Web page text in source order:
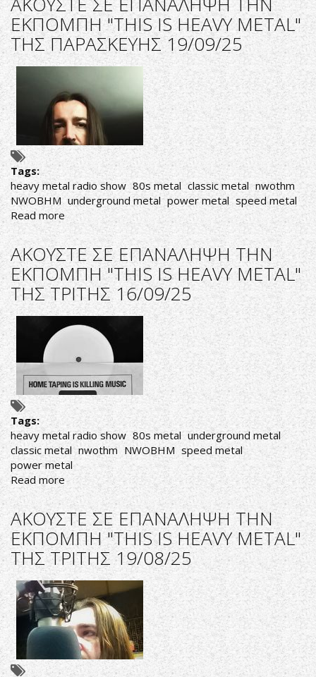
ΕΠΑΝΑΛΗΨΗ
ΤΗΝ
ΕΚΠΟΜΠΗ
"THIS
IS
HEAVY
METAL"
ΤΗΣ
ΤΡΙΤΗΣ
23/09/25
ΕΚΠΟΜΠΗ "THIS IS HEAVY METAL"
ΤΗΣ ΠΑΡΑΣΚΕΥΗΣ 19/09/25
Tags:
heavy metal radio show 80s metal classic metal nwothm
NWOBHM underground metal power metal speed metal
Read moreabout
ΑΚΟΥΣΤΕ
ΣΕ
ΕΠΑΝΑΛΗΨΗ
ΤΗΝ
ΕΚΠΟΜΠΗ
"THIS
IS
HEAVY
ΤΗΣ
ΠΑΡΑΣΚΕΥΗΣ
19/09/25
ΑΚΟΥΣΤΕ ΣΕ ΕΠΑΝΑΛΗΨΗ ΤΗΝ
ΕΚΠΟΜΠΗ "THIS IS HEAVY METAL"
ΤΗΣ ΤΡΙΤΗΣ 16/09/25
Tags:
heavy metal radio show 80s metal underground metal
classic metal nwothm NWOBHM speed metal
power metal
Read moreabout
ΑΚΟΥΣΤΕ
ΣΕ
ΕΠΑΝΑΛΗΨΗ
ΤΗΝ
ΕΚΠΟΜΠΗ
"THIS
IS
HEAVY
METAL"
ΤΗΣ
ΤΡΙΤΗΣ
16/09/25
ΑΚΟΥΣΤΕ ΣΕ ΕΠΑΝΑΛΗΨΗ ΤΗΝ
ΕΚΠΟΜΠΗ "THIS IS HEAVY METAL"
ΤΗΣ ΤΡΙΤΗΣ 19/08/25